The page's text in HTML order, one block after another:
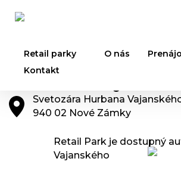
Retail parky O nás
Kontakt
Svetozára Hurbana
940 02 Nové Zámky
Retail Park je dostupný
Vajanského